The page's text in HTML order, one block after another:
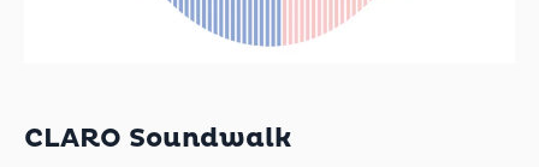
CLARO Soundwalk